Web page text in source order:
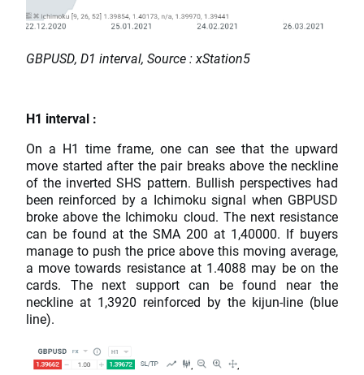
GBPUSD, D1 interval, Source : xStation5
H1 interval :
On a H1 time frame, one can see that the upward
move started after the pair breaks above the neckline
of the inverted SHS pattern. Bullish perspectives had
been reinforced by a Ichimoku signal when GBPUSD
broke above the Ichimoku cloud. The next resistance
can be found at the SMA 200 at 1,40000. If buyers
manage to push the price above this moving average,
a move towards resistance at 1.4088 may be on the
cards. The next support can be found near the
neckline at 1,3920 reinforced by the kijun-line (blue
line).